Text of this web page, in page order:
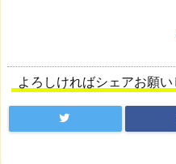
よろしければシェアお願い